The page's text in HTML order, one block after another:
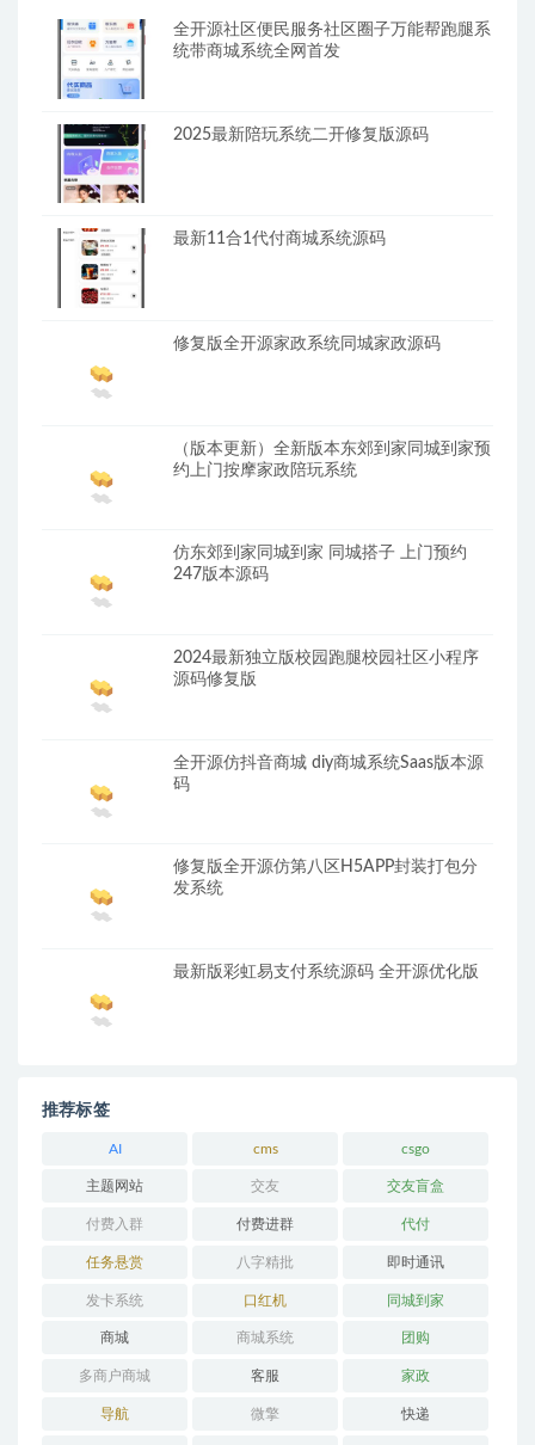
全开源社区便民服务社区圈子万能帮跑腿系
统带商城系统全网首发
2025最新陪玩系统二开修复版源码
最新11合1代付商城系统源码
修复版全开源家政系统同城家政源码
（版本更新）全新版本东郊到家同城到家预
约上门按摩家政陪玩系统
仿东郊到家同城到家 同城搭子 上门预约
247版本源码
2024最新独立版校园跑腿校园社区小程序
源码修复版
全开源仿抖音商城 diy商城系统Saas版本源
码
修复版全开源仿第八区H5APP封装打包分
发系统
最新版彩虹易支付系统源码 全开源优化版
推荐标签
AI cms csgo
主题网站 交友 交友盲盒
付费入群 付费进群 代付
任务悬赏 八字精批 即时通讯
发卡系统 口红机 同城到家
商城 商城系统 团购
多商户商城 客服 家政
导航 微擎 快递